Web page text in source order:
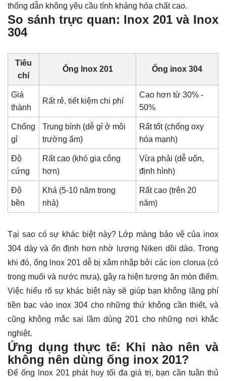
thống dẫn không yêu cầu tính kháng hóa chất cao.
So sánh trực quan: Inox 201 và Inox
304
Tiêu
chí
Ống lnox 201 Ống inox 304
Giá
thành
Rất rẻ, tiết kiệm chi phí
Cao hơn từ 30% -
50%
Chống
gỉ
Trung bình (dễ gỉ ở môi
trường ẩm)
Rất tốt (chống oxy
hóa mạnh)
Độ
cứng
Rất cao (khó gia công
hơn)
Vừa phải (dễ uốn,
định hình)
Độ
bền
Khá (5-10 năm trong
nhà)
Rất cao (trên 20
năm)
Tại sao có sự khác biệt này? Lớp màng bảo vệ của inox
304 dày và ổn định hơn nhờ lượng Niken dồi dào. Trong
khi đó, ống lnox 201 dễ bị xâm nhập bởi các ion clorua (có
trong muối và nước mưa), gây ra hiện tượng ăn mòn điểm.
Việc hiểu rõ sự khác biệt này sẽ giúp bạn không lãng phí
tiền bạc vào inox 304 cho những thứ không cần thiết, và
cũng không mắc sai lầm dùng 201 cho những nơi khắc
nghiệt.
Ứng dụng thực tế: Khi nào nên và
không nên dùng ống inox 201?
Để ống lnox 201 phát huy tối đa giá trị, bạn cần tuân thủ